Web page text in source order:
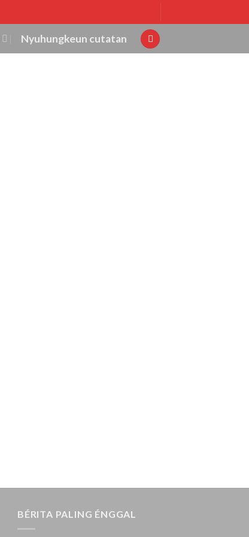
Nyuhungkeun cutatan
BÉRITA PALING ÉNGGAL